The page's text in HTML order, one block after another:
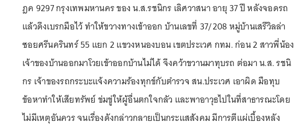
ฎค 9297 กรุงเทพมหานคร ของ น.ส.รชนิกร เลิศวาสนา อายุ 37 ปี หลังจอดรถ
แล้วดึงเบรกมือไว้ ทำให้ขวางทางเข้าออก บ้านเลขที่ 37/208 หมู่บ้านเสรีวิลล่า
ซอยศรีนครินทร์ 55 แยก 2 แขวงหนองบอน เขตประเวศ กทม. ก่อน 2 สาวพี่น้อง
เจ้าของบ้านออกมาโวยเข้าออกบ้านไม่ได้ จึงคว้าขวานมาทุบรถ ต่อมา น.ส. รชนิ
กร เจ้าของรถกระบะแจ้งความร้องทุกข์กับตำรวจ สน.ประเวศ เอาผิด มือทุบ
ข้อหาทำให้เสียทรัพย์ ข่มขู่ให้ผู้อื่นตกใจกลัว และพาอาวุธไปในที่สาธารณะโดย
ไม่มีเหตุอันควร จนเรื่องดังกล่าวกลายเป็นกระแสสังคม มีการตีแผ่เบื้องหลัง